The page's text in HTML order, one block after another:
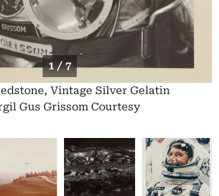
1 / 7
Vintage Silver Gelatin
Gus Grissom Courtesy